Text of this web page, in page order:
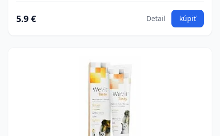
5.9 € Detail kúpiť